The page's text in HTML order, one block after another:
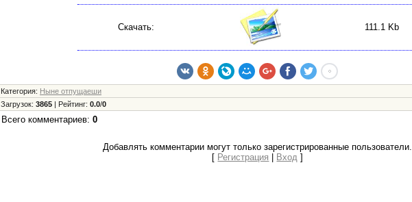
Скачать: 111.1 Kb
Категория: Ныне отпущаеши
Загрузок: 3865| Рейтинг: 0.0/0
Всего комментариев: 0
Добавлять комментарии могут только зарегистрированные пользователи.
[ Регистрация Вход ]